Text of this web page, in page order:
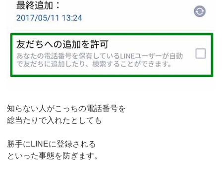
知らない人がこっちの電話番号を
総当たりで入れたとしても
勝手にLINEに登録される
といった事態を防ぎます。